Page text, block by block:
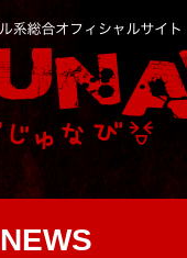
NEWS